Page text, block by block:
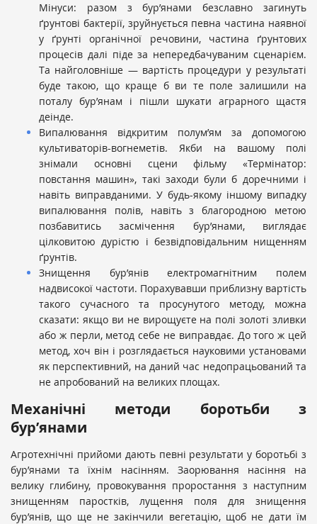
Мінуси: разом з бур’янами безславно загинуть
ґрунтові бактерії, зруйнується певна частина наявної
у ґрунті органічної речовини, частина ґрунтових
процесів далі піде за непередбачуваним сценарієм.
Та найголовніше — вартість процедури у результаті
буде такою, що краще б ви те поле залишили на
поталу бур’янам і пішли шукати аграрного щастя
деінде.
Випалювання відкритим полум’ям за допомогою
культиваторів-вогнеметів. Якби на вашому полі
знімали основні сцени фільму «Термінатор:
повстання машин», такі заходи були б доречними і
навіть виправданими. У будь-якому іншому випадку
випалювання полів, навіть з благородною метою
позбавитись засмічення бур’янами, виглядає
цілковитою дурістю і безвідповідальним нищенням
ґрунтів.
Знищення бур’янів електромагнітним полем
надвисокої частоти. Порахувавши приблизну вартість
такого сучасного та просунутого методу, можна
сказати: якщо ви не вирощуєте на полі золоті зливки
або ж перли, метод себе не виправдає. До того ж цей
метод, хоч він і розглядається науковими установами
як перспективний, на даний час недопрацьований та
не апробований на великих площах.
Механічні методи боротьби з
бур’янами
Агротехнічні прийоми дають певні результати у боротьбі з
бур’янами та їхнім насінням. Заорювання насіння на
велику глибину, провокування проростання з наступним
знищенням паростків, лущення поля для знищення
бур’янів, що ще не закінчили вегетацію, щоб не дати їм